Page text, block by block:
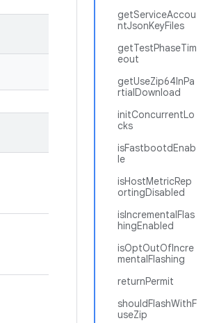
getServiceAccou
ntJsonKeyFiles
getTestPhaseTim
eout
getUseZip64InPa
rtialDownload
initConcurrentLo
cks
isFastbootdEnab
le
isHostMetricRep
ortingDisabled
isIncrementalFlas
hingEnabled
isOptOutOfIncre
mentalFlashing
returnPermit
shouldFlashWithF
useZip